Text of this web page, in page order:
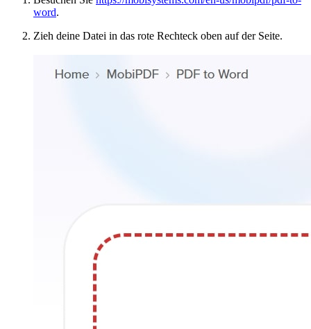
word.
Zieh deine Datei in das rote Rechteck oben auf der Seite.